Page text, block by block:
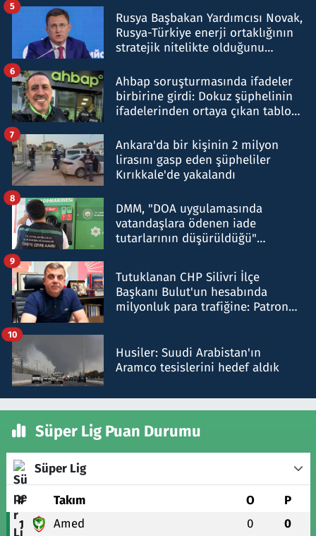
Rusya Başbakan Yardımcısı Novak,
Rusya-Türkiye enerji ortaklığının
stratejik nitelikte olduğunu
5
Ahbap soruşturmasında ifadeler
birbirine girdi: Dokuz şüphelinin
ifadelerinden ortaya çıkan tablo
6
Ankara'da bir kişinin 2 milyon
lirasını gasp eden şüpheliler
Kırıkkale'de yakalandı
7
DMM, "DOA uygulamasında
vatandaşlara ödenen iade
tutarlarının düşürüldüğü"
8
Tutuklanan CHP Silivri İlçe
Başkanı Bulut'un hesabında
milyonluk para trafiğine: Patron
9
Husiler: Suudi Arabistan'ın
Aramco tesislerini hedef aldık
10
Süper Lig Puan Durumu
Süper Lig
# Takım O P
1 Amed 0 0